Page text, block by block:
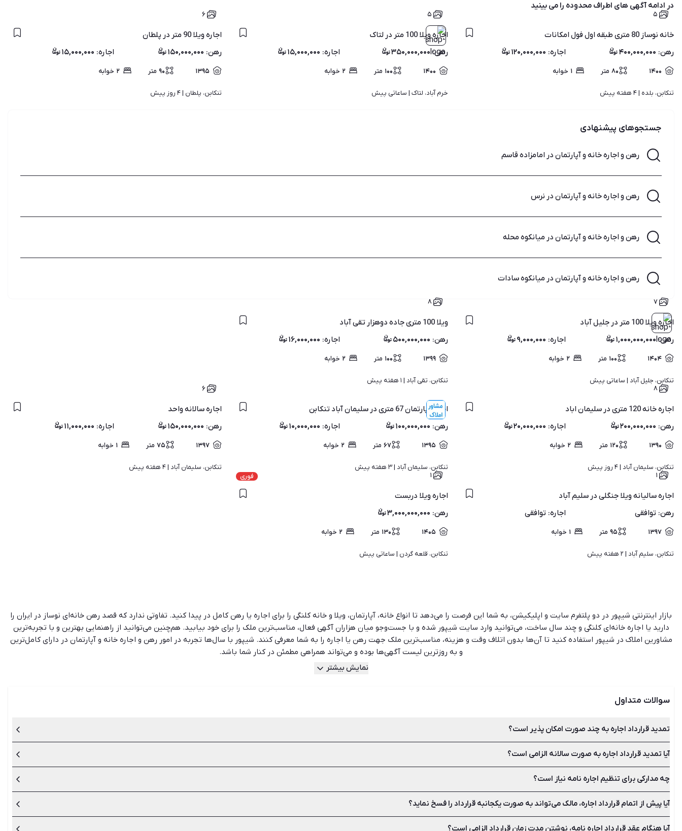
در ادامه آگهی های اطراف محدوده را می بینید
۵
خانه نوساز 80 متری طبقه اول فول امکانات
رهن: ۴۰۰,۰۰۰,۰۰۰ اجاره: ۱۲۰,۰۰۰,۰۰۰
۱۴۰۰ ۸۰ متر ۱ خوابه
تنکابن، بلده | ۴ هفته پیش
۵
اجاره ویلا 100 متر در لتاک
رهن: ۳۵۰,۰۰۰,۰۰۰ اجاره: ۱۵,۰۰۰,۰۰۰
۱۴۰۰ ۱۰۰ متر ۲ خوابه
خرم آباد، لتاک | ساعاتی پیش
۶
اجاره ویلا 90 متر در پلطان
رهن: ۱۵۰,۰۰۰,۰۰۰ اجاره: ۱۵,۰۰۰,۰۰۰
۱۳۹۵ ۹۰ متر ۲ خوابه
تنکابن، پلطان | ۴ روز پیش
جستجوهای پیشنهادی
رهن و اجاره خانه و آپارتمان در امامزاده قاسم
رهن و اجاره خانه و آپارتمان در نرس
رهن و اجاره خانه و آپارتمان در میانکوه محله
رهن و اجاره خانه و آپارتمان در میانکوه سادات
۷
اجاره ویلا 100 متر در جلیل آباد
رهن: ۱,۰۰۰,۰۰۰,۰۰۰ اجاره: ۹,۰۰۰,۰۰۰
۱۴۰۴ ۱۰۰ متر ۲ خوابه
تنکابن، جلیل آباد | ساعاتی پیش
۸
ویلا 100 متری جاده دوهزار تقی آباد
رهن: ۵۰۰,۰۰۰,۰۰۰ اجاره: ۱۶,۰۰۰,۰۰۰
۱۳۹۹ ۱۰۰ متر ۲ خوابه
تنکابن، تقی آباد | ۱ هفته پیش
۸
اجاره خانه 120 متری در سلیمان اباد
رهن: ۲۰۰,۰۰۰,۰۰۰ اجاره: ۲۰,۰۰۰,۰۰۰
۱۳۹۰ ۱۲۰ متر ۲ خوابه
تنکابن، سلیمان آباد | ۴ روز پیش
اجاره آپارتمان 67 متری در سلیمان آباد تنکابن
رهن: ۱۰۰,۰۰۰,۰۰۰ اجاره: ۱۰,۰۰۰,۰۰۰
۱۳۹۵ ۶۷ متر ۲ خوابه
تنکابن، سلیمان آباد | ۳ هفته پیش
۶
اجاره سالانه واحد
رهن: ۱۵۰,۰۰۰,۰۰۰ اجاره: ۱۱,۰۰۰,۰۰۰
۱۳۹۷ ۷۵ متر ۱ خوابه
تنکابن، سلیمان آباد | ۴ هفته پیش
۱
اجاره سالیانه ویلا جنگلی در سلیم آباد
رهن: توافقی اجاره: توافقی
۱۳۹۷ ۹۵ متر ۱ خوابه
تنکابن، سلیم آباد | ۲ هفته پیش
فوری ۱
اجاره ویلا دربست
رهن: ۳,۰۰۰,۰۰۰,۰۰۰
۱۴۰۵ ۱۳۰ متر ۲ خوابه
تنکابن، قلعه گردن | ساعاتی پیش
بازار اینترنتی شیپور در دو پلتفرم سایت و اپلیکیشن، به شما این فرصت را می‌دهد تا انواع خانه، آپارتمان، ویلا و خانه کلنگی را برای اجاره یا رهن کامل در پیدا کنید. تفاوتی ندارد که قصد رهن خانه‌ای نوساز در ایران را
دارید یا اجاره خانه‌ای کلنگی و چند سال ساخت، می‌توانید وارد سایت شیپور شده و با جست‌وجو میان هزاران آگهی فعال، مناسب‌ترین ملک را برای خود بیابید. هم‌چنین می‌توانید از راهنمایی بهترین و با تجربه‌ترین
مشاورین املاک در شیپور استفاده کنید تا آن‌ها بدون اتلاف وقت و هزینه، مناسب‌ترین ملک جهت رهن یا اجاره را به شما معرفی کنند. شیپور با سال‌ها تجربه در امور رهن و اجاره خانه و آپارتمان در دارای کامل‌ترین
و به روزترین لیست آگهی‌ها بوده و می‌تواند همراهی مطمئن در کنار شما باشد.
نمایش بیشتر
سوالات متداول
تمدید قرارداد اجاره به چند صورت امکان پذیر است؟
تمدید قرارداد اجاره یا همان اجاره نامه به دو صورت تمدید دستی میان مالک و مستاجر یا تمدید در دفاتر املاک انجام می‌شود.
آیا تمدید قرارداد اجاره به صورت سالانه الزامی است؟
بله تمدید قرارداد اجاره نامه باید در پایان زمان آن انجام شود. بهتر است برای جلوگیری از هرگونه مشکل، اجاره نامه رسمی در دفاتر املاک ثبت و تمدید شوند.
چه مدارکی برای تنظیم اجاره نامه نیاز است؟
به اصل شناسنامه و کارت ملی طرفین، اصل قرارداد اجاره نامه و اصل سند ملکی مالک نیاز است.
آیا پیش از اتمام قرارداد اجاره، مالک می‌تواند به صورت یکجانبه قرارداد را فسخ نماید؟
آیا هنگام عقد قرارداد اجاره نامه، نوشتن مدت زمان قرارداد الزامی است؟